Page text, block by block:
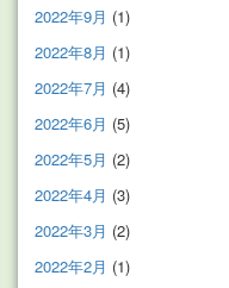
2022年9月 (1)
2022年8月 (1)
2022年7月 (4)
2022年6月 (5)
2022年5月 (2)
2022年4月 (3)
2022年3月 (2)
2022年2月 (1)